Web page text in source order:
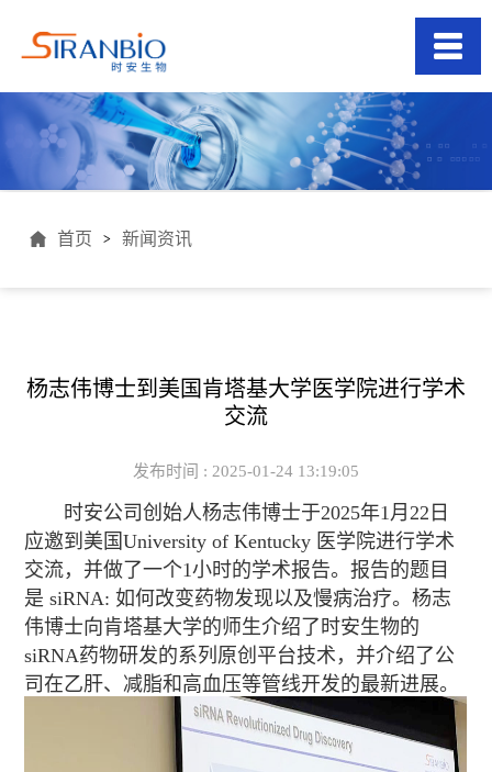
首页 > 新闻资讯
杨志伟博士到美国肯塔基大学医学院进行学术
交流
发布时间 : 2025-01-24 13:19:05
时安公司创始人杨志伟博士于2025年1月22日
应邀到美国University of Kentucky 医学院进行学术
交流，并做了一个1小时的学术报告。报告的题目
是 siRNA: 如何改变药物发现以及慢病治疗。杨志
伟博士向肯塔基大学的师生介绍了时安生物的
siRNA药物研发的系列原创平台技术，并介绍了公
司在乙肝、减脂和高血压等管线开发的最新进展。